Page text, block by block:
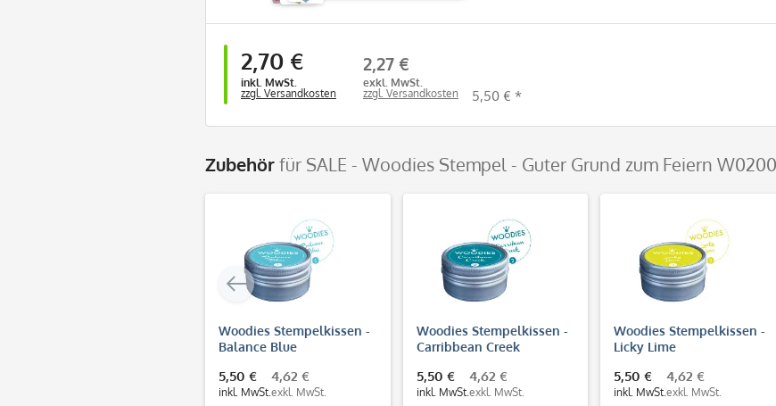
2,70 €
inkl. MwSt.
zzgl. Versandkosten
2,27 €
exkl. MwSt.
zzgl. Versandkosten
5,50 € *
Zubehörfür SALE - Woodies Stempel - Guter Grund zum Feiern
Woodies Stempelkissen -
Balance Blue
5,50 €
inkl. MwSt.
4,62 €
exkl. MwSt.
Woodies Stempelkissen -
Carribbean Creek
5,50 €
inkl. MwSt.
4,62 €
exkl. MwSt.
Woodies Stempelkissen -
Licky Lime
5,50 €
inkl. MwSt.
4,62 €
exkl. MwSt.